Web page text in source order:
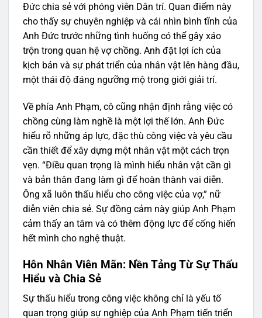
Đức chia sẻ với phóng viên Dân trí. Quan điểm này
cho thấy sự chuyên nghiệp và cái nhìn bình tĩnh của
Anh Đức trước những tình huống có thể gây xáo
trộn trong quan hệ vợ chồng. Anh đặt lợi ích của
kịch bản và sự phát triển của nhân vật lên hàng đầu,
một thái độ đáng ngưỡng mộ trong giới giải trí.
Về phía Anh Phạm, cô cũng nhận định rằng việc có
chồng cùng làm nghề là một lợi thế lớn. Anh Đức
hiểu rõ những áp lực, đặc thù công việc và yêu cầu
cần thiết để xây dựng một nhân vật một cách trọn
vẹn. “Điều quan trọng là mình hiểu nhân vật cần gì
và bản thân đang làm gì để hoàn thành vai diễn.
Ông xã luôn thấu hiểu cho công việc của vợ,” nữ
diễn viên chia sẻ. Sự đồng cảm này giúp Anh Phạm
cảm thấy an tâm và có thêm động lực để cống hiến
hết mình cho nghệ thuật.
Hôn Nhân Viên Mãn: Nền Tảng Từ Sự Thấu
Hiểu và Chia Sẻ
Sự thấu hiểu trong công việc không chỉ là yếu tố
quan trọng giúp sự nghiệp của Anh Phạm tiến triển